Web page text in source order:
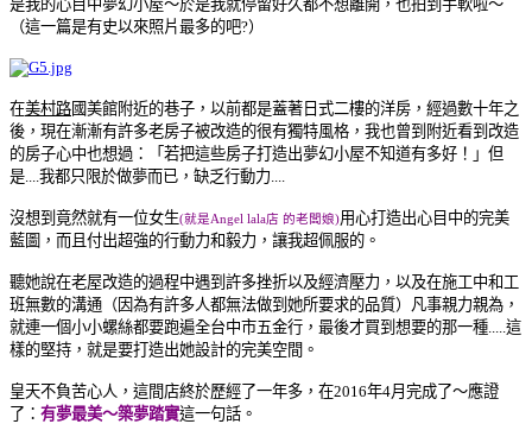
是我的心目中夢幻小屋～於是我就停留好久都不想離開，也拍到手軟啦～
（這一篇是有史以來照片最多的吧?）
在美村路國美館附近的巷子，以前都是蓋著日式二樓的洋房，經過數十年之
後，現在漸漸有許多老房子被改造的很有獨特風格，我也曾到附近看到改造
的房子心中也想過：
「 若把這些房子打造出夢幻小屋不知道有多好！ 」 但
是....我都只限於做夢而已，缺乏行動力....
沒想到竟然就有一位女生(就是Angel lala店 的老闆娘)用心打造出心目中的完美
藍圖，而且 付出超強的行動力和毅力，讓我超佩服的 。
聽她說在老屋改造的過程中遇到 許多挫折以及經濟壓力，以及在施工中和 工
班無數的溝通（因為有許多人都無法做到她所要求的品質）
凡事親力親為，
就連一個小小螺絲都要跑遍全台中市五金行，最後才買到想要的那一種.....這
樣的堅持，就是要打造出她設計的完美空間 。
皇天不負苦心人，這間店終於歷經了一年多，在2016年4月完成了～應證
了： 有夢最美～築夢踏實這一句話 。